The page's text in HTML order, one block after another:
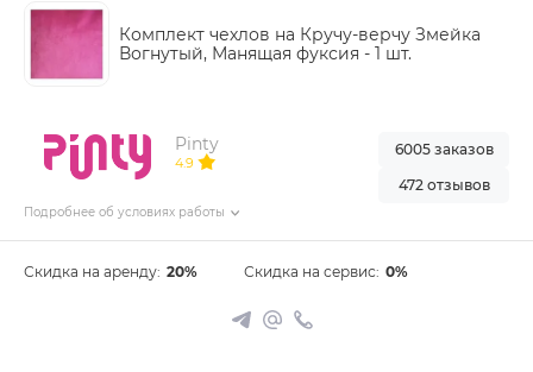
Комплект чехлов на Кручу-верчу Змейка
Вогнутый, Манящая фуксия - 1 шт.
Pinty
4.9
Подробнее об условиях работы
6005 заказов
472 отзывов
Скидка на аренду: 20% Скидка на сервис: 0%